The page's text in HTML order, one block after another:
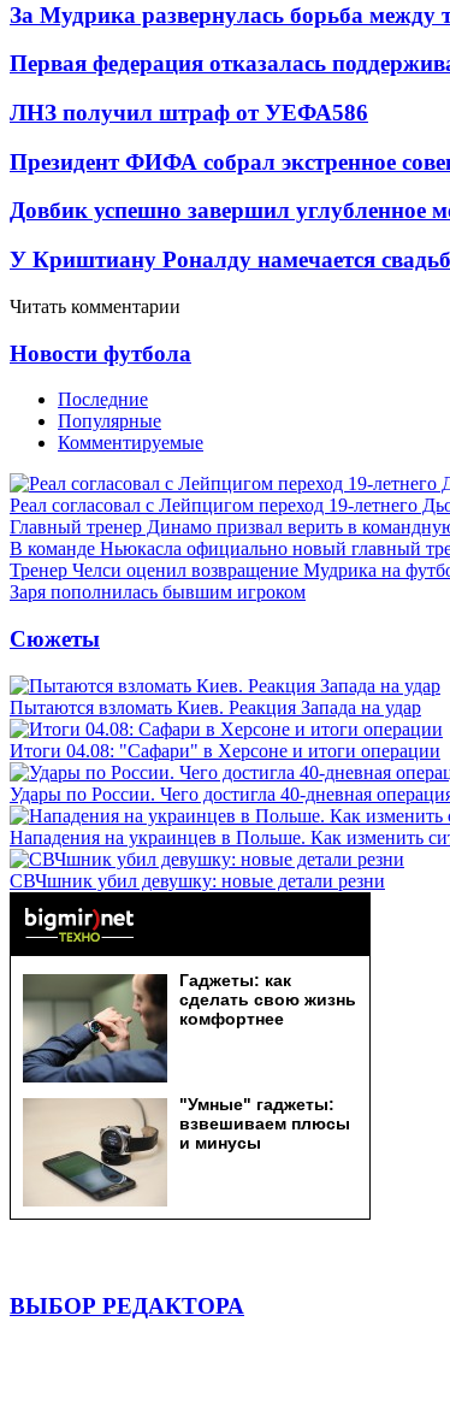
За Мудрика развернулась борьба
Первая федерация отказалась
ЛНЗ получил штраф от УЕФА586
Президент ФИФА собрал экстренное
Довбик успешно завершил углубленное
У Криштиану Роналду намечается
Читать комментарии
Новости футбола
Последние
Популярные
Комментируемые
Реал согласовал с Лейпцигом переход 19-летнего
Главный тренер Динамо призвал верить в
В команде Ньюкасла официально новый главный
Тренер Челси оценил возвращение Мудрика на
Заря пополнилась бывшим игроком
Сюжеты
Пытаются взломать Киев. Реакция Запада на удар
Итоги 04.08: "Сафари" в Херсоне и итоги операции
Удары по России. Чего достигла 40-дневная
Нападения на украинцев в Польше. Как изменить
СВЧшник убил девушку: новые детали резни
ВЫБОР РЕДАКТОРА